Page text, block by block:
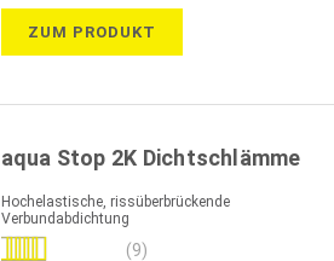
ZUM PRODUKT
aqua Stop 2K Dichtschlämme
Hochelastische, rissüberbrückende
Verbundabdichtung
Bewertung:
(9)